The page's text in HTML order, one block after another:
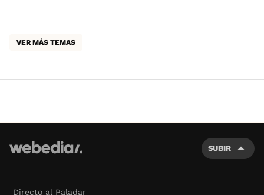
VER MÁS TEMAS
SUBIR
Directo al Paladar